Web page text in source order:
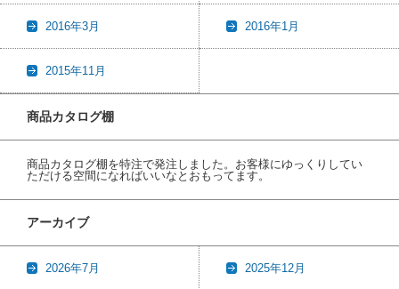
2016年3月 2016年1月
2015年11月
商品カタログ棚
商品カタログ棚を特注で発注しました。お客様にゆっくりしてい
ただける空間になればいいなとおもってます。
アーカイブ
2026年7月 2025年12月